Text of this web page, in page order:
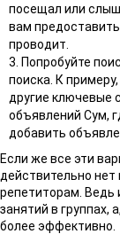
посещал или
вам
проводит.
3. Попробуйте
поиска. К
другие ключевые
объявлений Сум,
добавить
Если же все эти
действительно нет
репетиторам. Ведь
занятий в группах,
более эффективно.